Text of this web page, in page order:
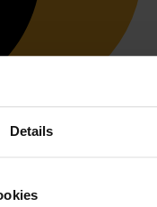
Details